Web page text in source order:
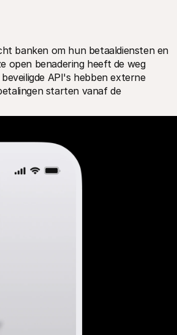
banken om hun betaaldiensten en
open benadering heeft de weg
API's hebben externe
starten vanaf de